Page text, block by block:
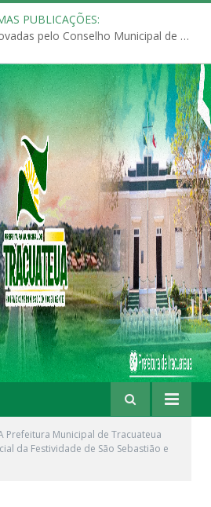
PUBLICAÇÕES:
Políticas Municipais aprovadas pelo Conselho Municipal de Educação (CME)
Prefeitura Municipal de Tracuateua
da Festividade de São Sebastião e